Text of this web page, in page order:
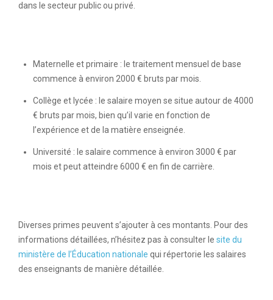
dans le secteur public ou privé.
Maternelle et primaire : le traitement mensuel de base
commence à environ 2000 € bruts par mois.
Collège et lycée : le salaire moyen se situe autour de 4000
€ bruts par mois, bien qu’il varie en fonction de
l’expérience et de la matière enseignée.
Université : le salaire commence à environ 3000 € par
mois et peut atteindre 6000 € en fin de carrière.
Diverses primes peuvent s’ajouter à ces montants. Pour des
informations détaillées, n’hésitez pas à consulter le site du
ministère de l’Éducation nationale qui répertorie les salaires
des enseignants de manière détaillée.